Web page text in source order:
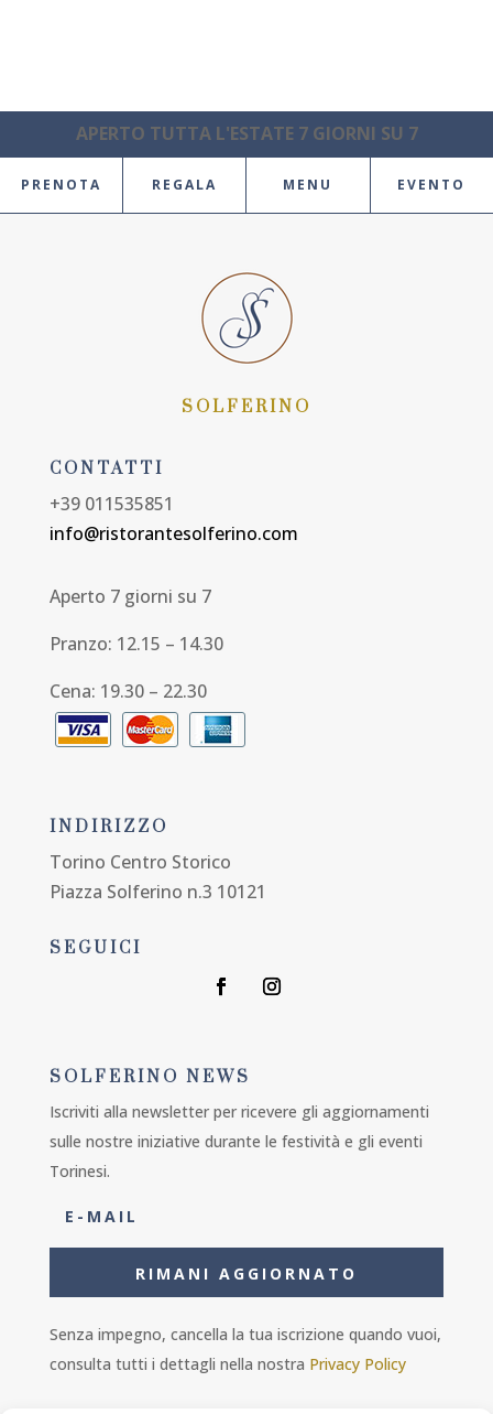
APERTO TUTTA L'ESTATE 7 GIORNI SU 7
PRENOTA REGALA MENU EVENTO
SOLFERINO
CONTATTI
+39 011535851
info@ristorantesolferino.com
Aperto 7 giorni su 7
Pranzo: 12.15 – 14.30
Cena: 19.30 – 22.30
INDIRIZZO
Torino Centro Storico
Piazza Solferino n.3 10121
SEGUICI
SOLFERINO NEWS
Iscriviti alla newsletter per ricevere gli aggiornamenti
sulle nostre iniziative durante le festività e gli eventi
Torinesi.
RIMANI AGGIORNATO
Senza impegno, cancella la tua iscrizione quando vuoi,
consulta tutti i dettagli nella nostra Privacy Policy